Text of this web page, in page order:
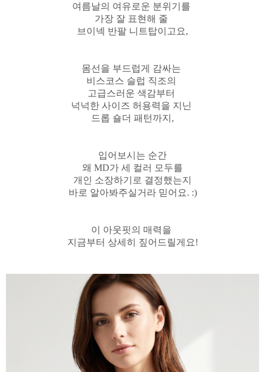
여름날의 여유로운 분위기를
가장 잘 표현해 줄
브이넥 반팔 니트탑이고요,
몸선을 부드럽게 감싸는
비스코스 슬럽 직조의
고급스러운 색감부터
넉넉한 사이즈 허용력을 지닌
드롭 숄더 패턴까지,
입어보시는 순간
왜 MD가 세 컬러 모두를
개인 소장하기로 결정했는지
바로 알아봐주실거라 믿어요. :)
이 아웃핏의 매력을
지금부터 상세히 짚어드릴게요!